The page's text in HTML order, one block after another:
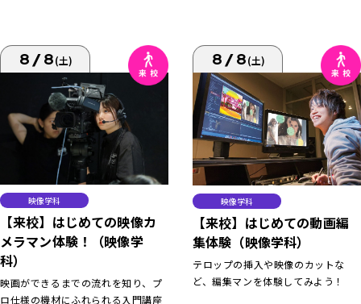
8/8(土)
映像学科
【来校】はじめての映像カ
メラマン体験！（映像学
科）
映画ができるまでの流れを知り、プ
ロ仕様の機材にふれられる入門講座
8/8(土)
映像学科
【来校】はじめての動画編
集体験（映像学科）
テロップの挿入や映像のカットな
ど、編集マンを体験してみよう！